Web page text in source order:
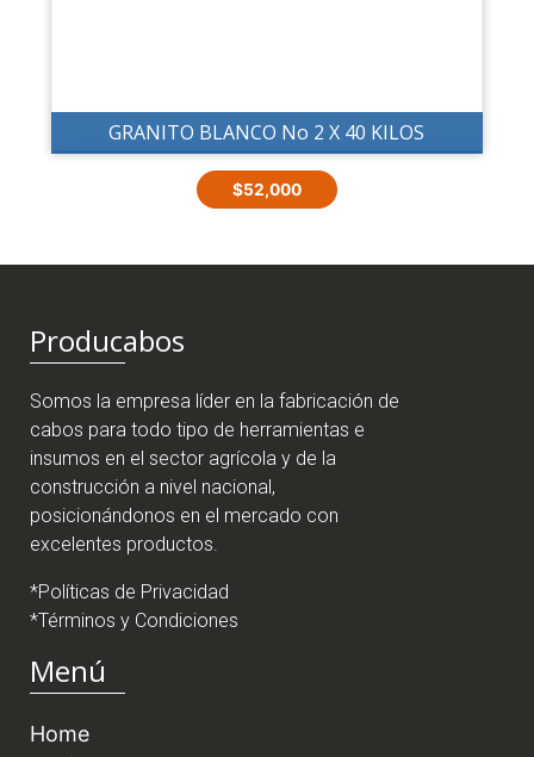
GRANITO BLANCO No 2 X 40 KILOS
$52,000
Producabos
Somos la empresa líder en la fabricación de
cabos para todo tipo de herramientas e
insumos en el sector agrícola y de la
construcción a nivel nacional,
posicionándonos en el mercado con
excelentes productos.
*Políticas de Privacidad
*Términos y Condiciones
Menú
Home